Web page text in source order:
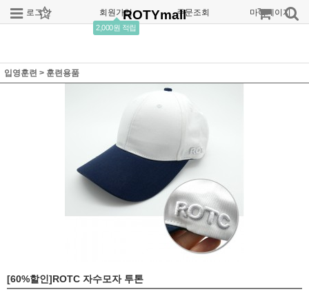
로그인 회원가입
2,000원 적립
주문조회 마이페이지
ROTYmall
입영훈련 > 훈련용품
[60%할인]ROTC 자수모자 투톤